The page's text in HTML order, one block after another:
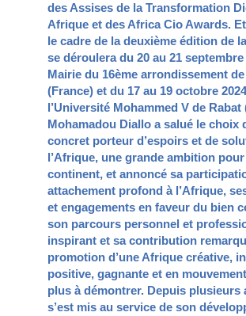
des Assises de la Transformation
Afrique et des Africa Cio Awards.
le cadre de la deuxième édition de
se déroulera du 20 au 21 septembre
Mairie du 16ème arrondissement
(France) et du 17 au 19 octobre
l’Université Mohammed V de Rabat
Mohamadou Diallo a salué le choix
concret porteur d’espoirs et de
l’Afrique, une grande ambition
continent, et annoncé sa
attachement profond à l’Afrique,
et engagements en faveur du bien
son parcours personnel et
inspirant et sa contribution
promotion d’une Afrique créative,
positive, gagnante et en
plus à démontrer. Depuis plusieurs
s’est mis au service de son